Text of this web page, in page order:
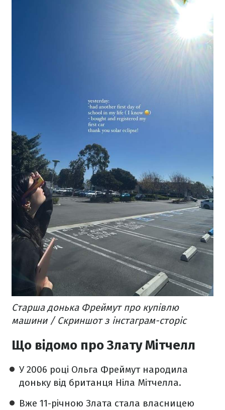
Старша донька Фреймут про купівлю
машини / Скриншот з інстаграм-сторіс
Що відомо про Злату Мітчелл
У 2006 році Ольга Фреймут народила
доньку від британця Ніла Мітчелла.
Вже 11-річною Злата стала власницею